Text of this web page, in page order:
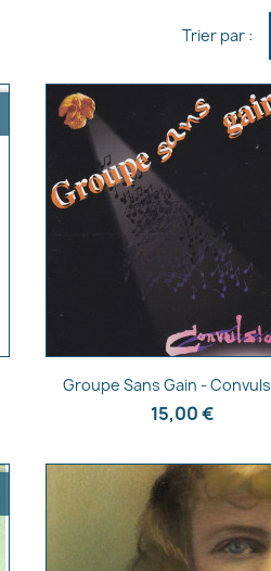
Trier par :
Aperçu rapide
Groupe Sans Gain -
15,00 €